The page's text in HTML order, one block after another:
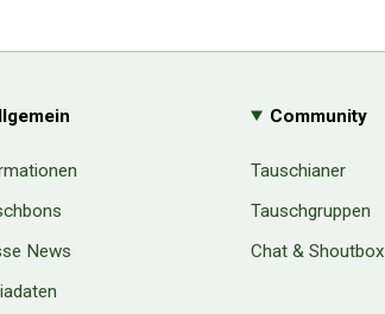
News
Community
Tauschianer
Tauschgruppen
Chat & Shoutbox